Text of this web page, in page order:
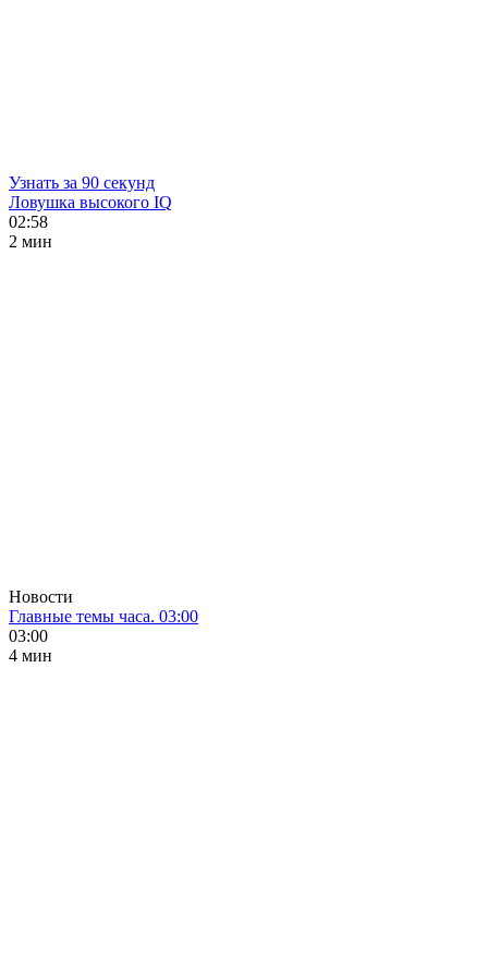
Узнать за 90 секунд
Ловушка высокого IQ
02:58
2 мин
Новости
Главные темы часа. 03:00
03:00
4 мин